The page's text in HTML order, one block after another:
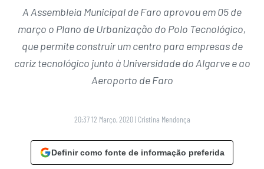
A Assembleia Municipal de Faro aprovou em 05 de
março o Plano de Urbanização do Polo Tecnológico,
que permite construir um centro para empresas de
cariz tecnológico junto à Universidade do Algarve e ao
Aeroporto de Faro
20:37 12 Março, 2020 | Cristina Mendonça
Definir como fonte de informação preferida